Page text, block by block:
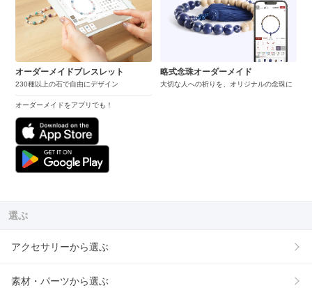
オーダーメイドブレスレット
230種以上の石で自由にデザイン
オーダーメイドをアプリでも！
略式念珠オーダーメイド
大切な人への祈りを、オリジナルの念珠に
選ぶ
アクセサリーから選ぶ
素材・パーツから選ぶ